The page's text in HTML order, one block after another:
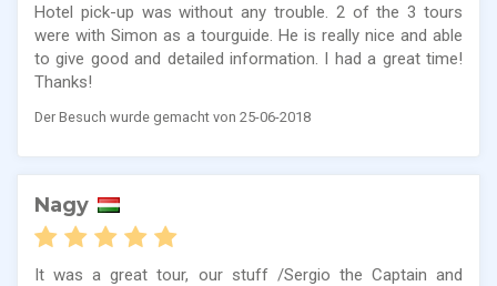
Hotel pick-up was without any trouble. 2 of the 3 tours
were with Simon as a tourguide. He is really nice and able
to give good and detailed information. I had a great time!
Thanks!
Der Besuch wurde gemacht von 25-06-2018
Nagy
It was a great tour, our stuff /Sergio the Captain and